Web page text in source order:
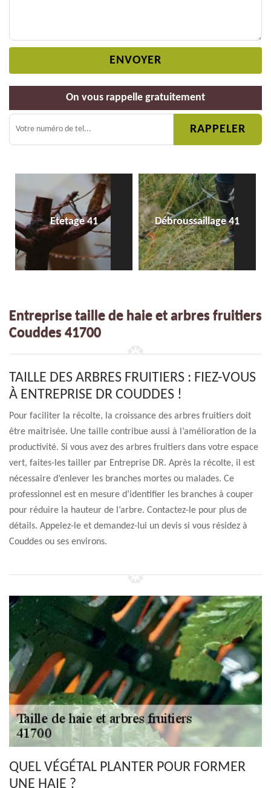
On vous rappelle gratuitement
Etetage 41 Débroussaillage 41
Entreprise taille de haie et arbres fruitiers
Couddes 41700
TAILLE DES ARBRES FRUITIERS : FIEZ-VOUS
À ENTREPRISE DR COUDDES !
Pour faciliter la récolte, la croissance des arbres fruitiers doit
être maitrisée. Une taille contribue aussi à l’amélioration de la
productivité. Si vous avez des arbres fruitiers dans votre espace
vert, faites-les tailler par Entreprise DR. Après la récolte, il est
nécessaire d’enlever les branches mortes ou malades. Ce
professionnel est en mesure d’identifier les branches à couper
pour réduire la hauteur de l’arbre. Contactez-le pour plus de
détails. Appelez-le et demandez-lui un devis si vous résidez à
Couddes ou ses environs.
QUEL VÉGÉTAL PLANTER POUR FORMER
UNE HAIE ?